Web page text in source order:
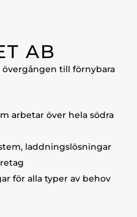
AB
till förnybara
arbetar över hela södra
laddningslösningar
för alla typer av behov